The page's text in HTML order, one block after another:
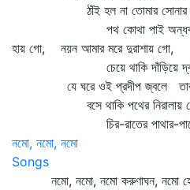
ঠাঁই হল না তোমার সোনার
পথ কোথা পাই
হায় গো, নয়ন আমার মরে দুরাশায় গো,
চেয়ে থাকি দাঁড়িয়ে
যে ঘরে ওই প্রদীপ জ্বলে তার
বসে থাকি পথের নিরালায়
চির-রাতের পাথার-
নমো, নমো, নমো
Songs
নমো, নমো, নমো করুণাঘন, নমো